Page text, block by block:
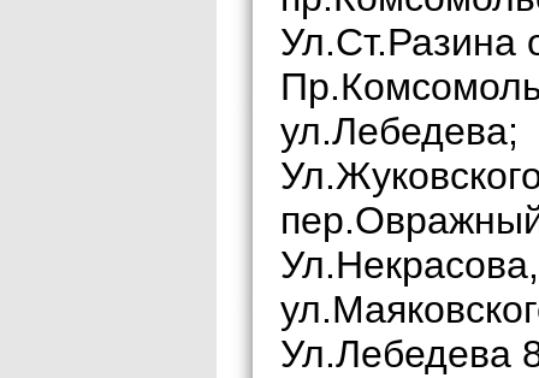
Ул.Ст.Разина
ул.Лебедева;
Ул.Лебедева